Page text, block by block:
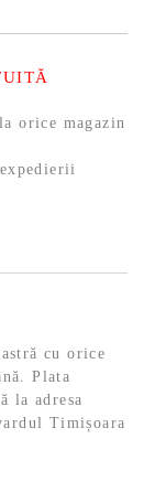
orice magazin
cu orice
Plata
la adresa
Timișoara